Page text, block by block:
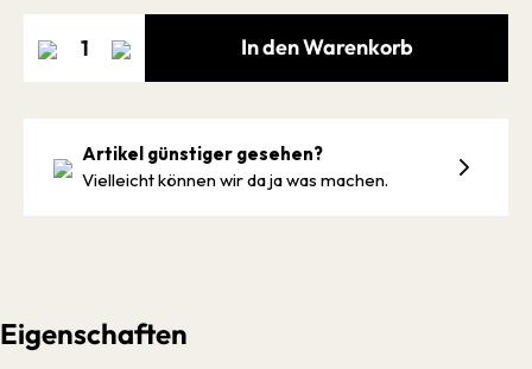
In den Warenkorb
Artikel günstiger gesehen?
Vielleicht können wir da ja was machen.
Eigenschaften